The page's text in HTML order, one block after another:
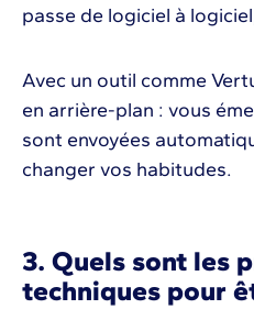
passe de logiciel à
Avec un outil comme
en arrière-plan : vous
sont envoyées
changer vos habitudes.
3. Quels sont les
techniques pour